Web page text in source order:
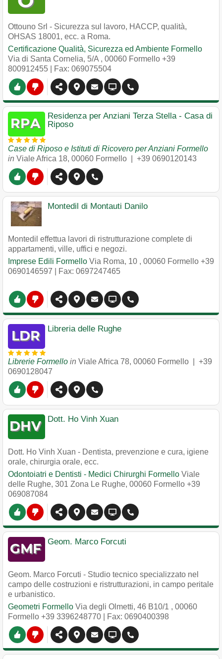
Ottouno Srl - Sicurezza sul lavoro, HACCP, qualità,
OHSAS 18001, ecc. a Roma.
Certificazione Qualità, Sicurezza ed Ambiente Formello
Via di Santa Cornelia, 5/A , 00060 Formello +39
800912455 | Fax: 069075504
Residenza per Anziani Terza Stella - Casa di
Riposo
Case di Riposo e Istituti di Ricovero per Anziani Formello
in Viale Africa 18, 00060 Formello +39 0690120143
Montedil di Montauti Danilo
Montedil effettua lavori di ristrutturazione complete di
appartamenti, ville, uffici e negozi.
Imprese Edili Formello Via Roma, 10 , 00060 Formello +39
0690146597 | Fax: 0697247465
Libreria delle Rughe
Librerie Formello in Viale Africa 78, 00060 Formello
+39
0690128047
Dott. Ho Vinh Xuan
Dott. Ho Vinh Xuan - Dentista, prevenzione e cura, igiene
orale, chirurgia orale, ecc.
Odontoiatri e Dentisti - Medici Chirurghi Formello Viale
delle Rughe, 301 Zona Le Rughe, 00060 Formello +39
069087084
Geom. Marco Forcuti
Geom. Marco Forcuti - Studio tecnico specializzato nel
campo delle costruzioni e ristrutturazioni, in campo peritale
e urbanistico.
Geometri Formello Via degli Olmetti, 46 B10/1 , 00060
Formello +39 3396248770 | Fax: 0690400398